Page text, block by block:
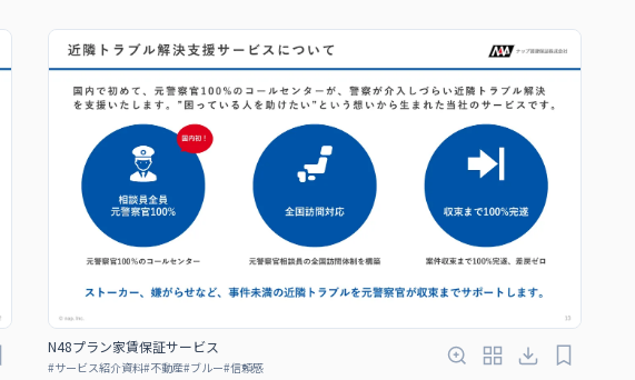
N48プラン家賃保証サービス
#サービス紹介資料#不動産#ブルー#信頼感